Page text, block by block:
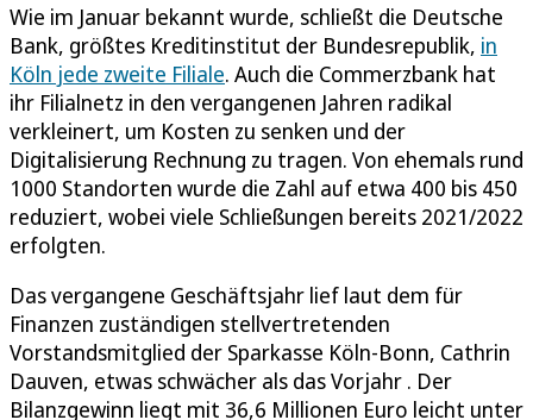
Wie im Januar bekannt wurde, schließt die Deutsche
Bank, größtes Kreditinstitut der Bundesrepublik, in
Köln jede zweite Filiale. Auch die Commerzbank hat
ihr Filialnetz in den vergangenen Jahren radikal
verkleinert, um Kosten zu senken und der
Digitalisierung Rechnung zu tragen. Von ehemals rund
1000 Standorten wurde die Zahl auf etwa 400 bis 450
reduziert, wobei viele Schließungen bereits 2021/2022
erfolgten.
Das vergangene Geschäftsjahr lief laut dem für
Finanzen zuständigen stellvertretenden
Vorstandsmitglied der Sparkasse Köln-Bonn, Cathrin
Dauven, etwas schwächer als das Vorjahr . Der
Bilanzgewinn liegt mit 36,6 Millionen Euro leicht unter